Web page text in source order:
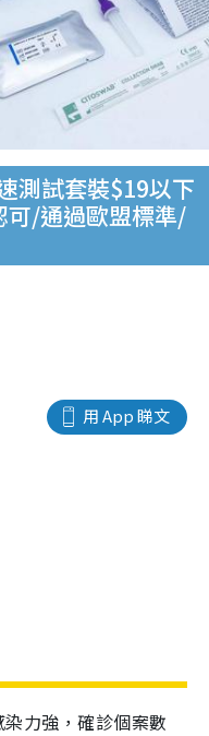
測試套裝$19以下
可/通過歐盟標準/
用 App 睇文
力強，確診個案數